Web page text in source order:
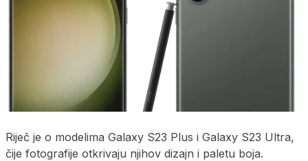
Riječ je o modelima Galaxy S23 Plus i Galaxy S23 Ultra,
čije fotografije otkrivaju njihov dizajn i paletu boja.